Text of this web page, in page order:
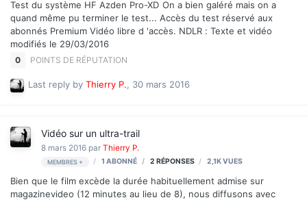
Test du système HF Azden Pro-XD On a bien galéré mais on a
quand même pu terminer le test... Accès du test réservé aux
abonnés Premium Vidéo libre d 'accès. NDLR : Texte et vidéo
modifiés le 29/03/2016
Last reply by Thierry P., 30 mars 2016
0 POINTS DE RÉPUTATION
Vidéo sur un ultra-trail
8 mars 2016 par Thierry P.
MEMBRES + 1 ABONNÉ 2 RÉPONSES 2,1KVUES
Bien que le film excède la durée habituellement admise sur
magazinevideo (12 minutes au lieu de 8), nous diffusons avec